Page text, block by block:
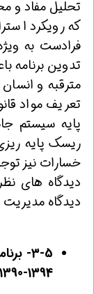
تحلیل مفاد و
كه رویكرد
فرادست به
تدوین برنامه
مترقبه و
تعریف مواد
پایه سیستم
ریسك پایه
خسارات نیز
دیدگاه های
دیدگاه
3-5-
1394-1390(برنامه پیشرفت و عدالت)